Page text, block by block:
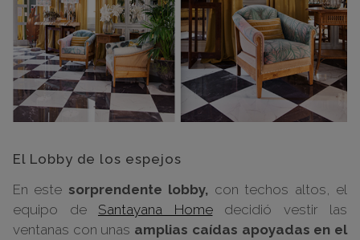
El Lobby de los espejos
En este sorprendente lobby, con techos altos, el
equipo de Santayana Homedecidió vestir las
ventanas con unas amplias caídas apoyadas en el